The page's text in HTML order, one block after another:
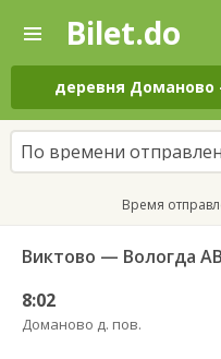
—
Поиск
и
покупка
билетов
на
автобус
онлайн
Bilet.do
деревня Доманово
По времени
Время
Виктово — Вологда
8:02
Доманово д. пов.